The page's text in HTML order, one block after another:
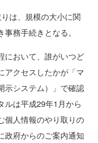
は、規模の大小に関
務手続きとなる。
において、誰がいつど
アクセスしたかが「マ
示システム）」で確認
ルは平成29年1月から
個人情報のやり取りの
政府からのご案内通知